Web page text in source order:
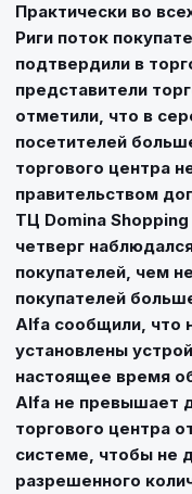
Практически во
Риги поток
подтвердили в
представители
отметили, что в
посетителей
торгового центра
правительством
ТЦ Domina
четверг
покупателей, чем
покупателей
Alfa сообщили, что
установлены
настоящее время
Alfa не превышает
торгового центра
системе, чтобы не
разрешенного